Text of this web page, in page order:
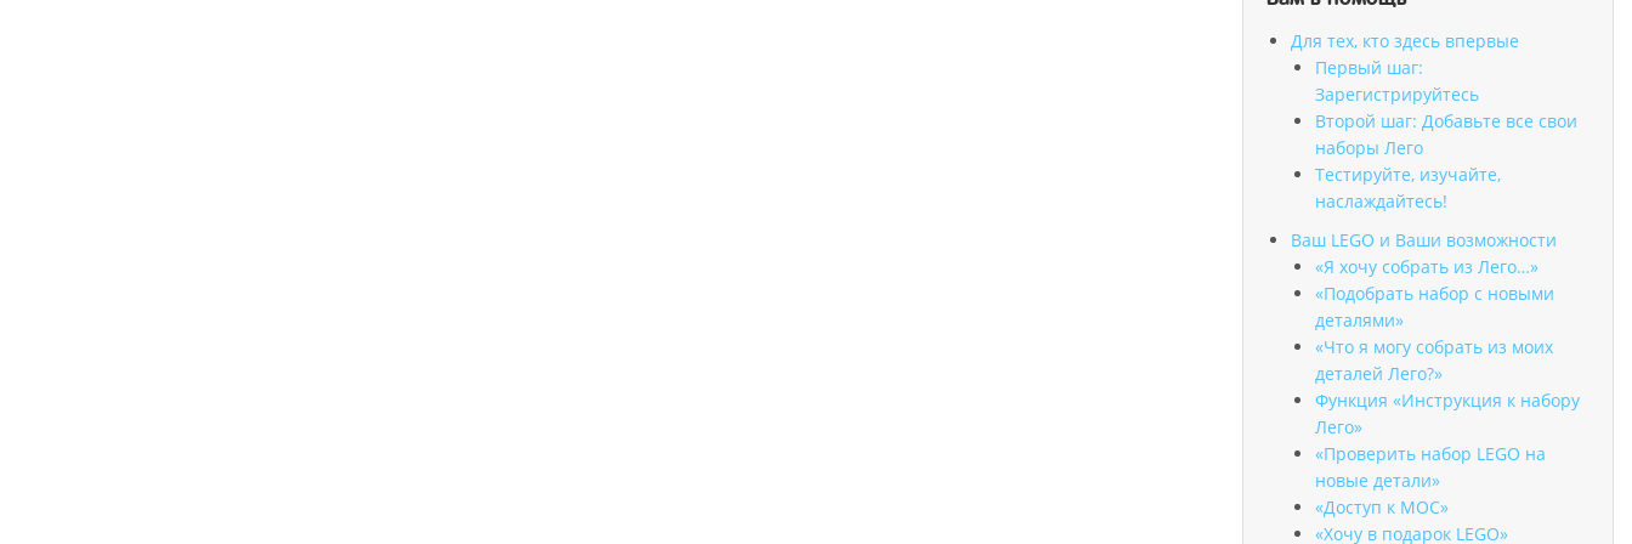
Для тех, кто здесь впервые
Первый шаг:
Зарегистрируйтесь
Второй шаг: Добавьте все свои
наборы Лего
Тестируйте, изучайте,
наслаждайтесь!
Ваш LEGO и Ваши возможности
«Я хочу собрать из Лего…»
«Подобрать набор с новыми
деталями»
«Что я могу собрать из моих
деталей Лего?»
Функция «Инструкция к набору
Лего»
«Проверить набор LEGO на
новые детали»
«Доступ к MOC»
«Хочу в подарок LEGO»